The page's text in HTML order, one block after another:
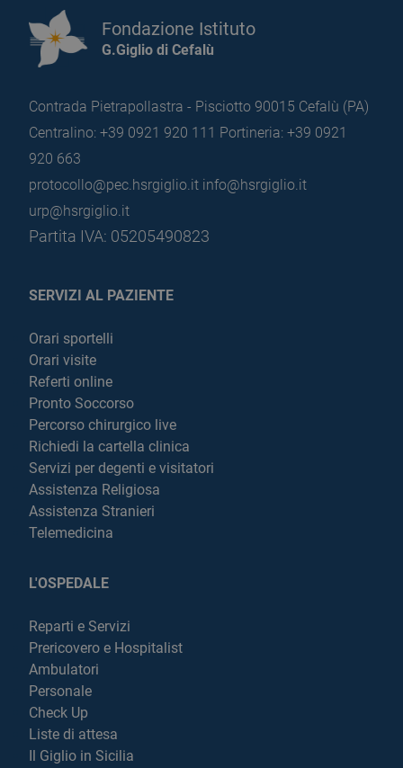
Fondazione Istituto
G.Giglio di Cefalù
Contrada Pietrapollastra - Pisciotto 90015 Cefalù (PA)
Centralino: +39 0921 920 111 Portineria: +39 0921
920 663
protocollo@pec.hsrgiglio.it info@hsrgiglio.it
urp@hsrgiglio.it
Partita IVA: 05205490823
SERVIZI AL PAZIENTE
Orari sportelli
Orari visite
Referti online
Pronto Soccorso
Percorso chirurgico live
Richiedi la cartella clinica
Servizi per degenti e visitatori
Assistenza Religiosa
Assistenza Stranieri
Telemedicina
L'OSPEDALE
Reparti e Servizi
Prericovero e Hospitalist
Ambulatori
Personale
Check Up
Liste di attesa
Il Giglio in Sicilia